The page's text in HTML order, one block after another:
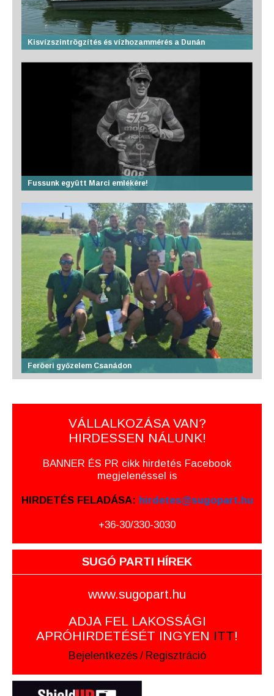
Kisvízszintrögzítés és vízhozammérés a Dunán
Fussunk együtt Marci emlékére!
Feröeri győzelem Csanádon
VÁLLALKOZÁSA VAN?
HIRDESSEN NÁLUNK!
BANNER ÉS PR cikk hirdetés Facebook
megjelenéssel is
HIRDETÉS FELADÁSA: hirdetes@sugopart.hu
+36-30/330-3030
SUGÓ PARTI HÍREK
www.sugopart.hu
ADJA FEL LAKOSSÁGI
APRÓHIRDETÉSÉT INGYEN ITT!
Bejelentkezés / Regisztráció